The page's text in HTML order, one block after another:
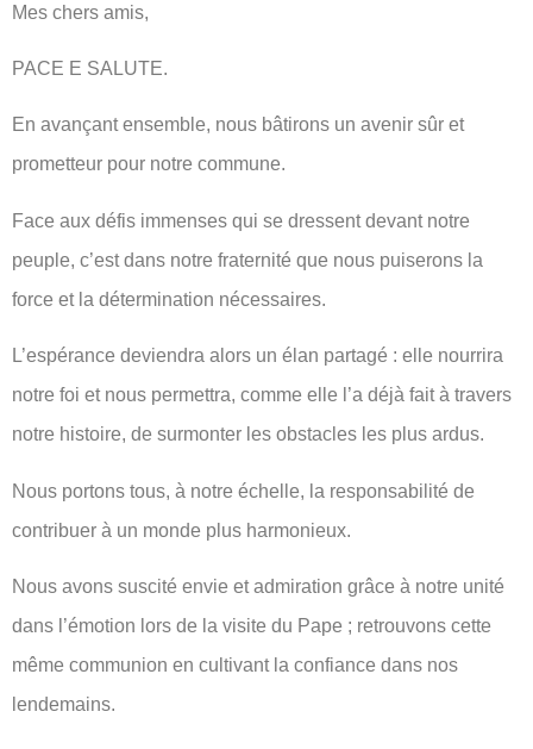
Mes chers amis,
PACE E SALUTE.
En avançant ensemble, nous bâtirons un avenir sûr et
prometteur pour notre commune.
Face aux défis immenses qui se dressent devant notre
peuple, c’est dans notre fraternité que nous puiserons la
force et la détermination nécessaires.
L’espérance deviendra alors un élan partagé : elle nourrira
notre foi et nous permettra, comme elle l’a déjà fait à travers
notre histoire, de surmonter les obstacles les plus ardus.
Nous portons tous, à notre échelle, la responsabilité de
contribuer à un monde plus harmonieux.
Nous avons suscité envie et admiration grâce à notre unité
dans l’émotion lors de la visite du Pape ; retrouvons cette
même communion en cultivant la confiance dans nos
lendemains.